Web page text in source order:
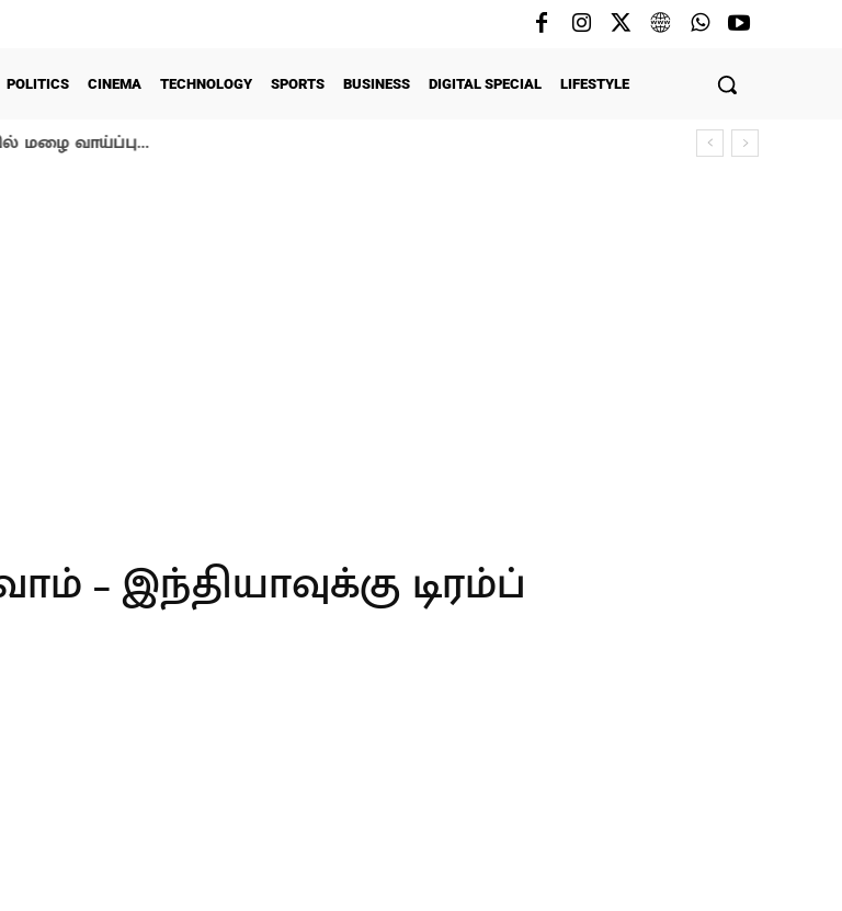
POLITICS CINEMA TECHNOLOGY SPORTS BUSINESS DIGITAL SPECIAL LIFESTYLE
மழை வாய்ப்பு…
இந்தியாவுக்கு டிரம்ப்